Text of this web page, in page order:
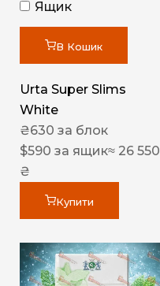
Ящик
В Кошик
Urta Super Slims
White
₴630 за блок
$590 за ящик≈ 26 550
₴
Купити